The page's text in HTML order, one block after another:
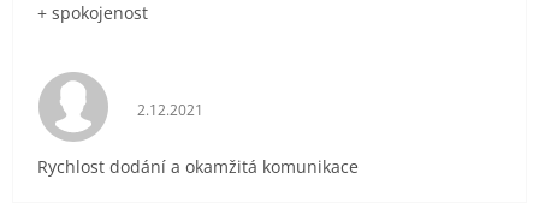
+ spokojenost
Hodnocení obchodu je 5 z 5 hvězdiček.
2.12.2021
Rychlost dodání a okamžitá komunikace